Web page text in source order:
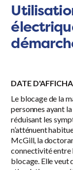
DATE
Le blocage de la
personnes ayant
réduisant les
n’atténuent
McGill, la
connectivité entre
blocage. Elle veut